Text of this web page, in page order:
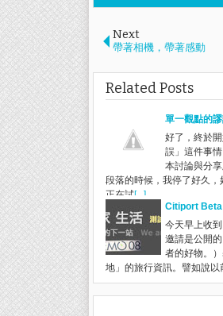
Next
帶著相機，帶著感動
Related Posts
單一觀點的
好了，終於
誤」這件事
本討論與分
段落的時候，我停了好久
正在試[...]
Citiport
今天早上收
邀請是公開
者的好物。
地」的旅行資訊。譬如說以